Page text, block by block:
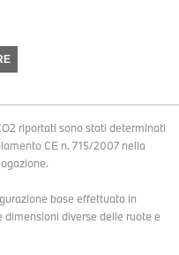
riportati sono stati determinati
CE n. 715/2007 nella
base effettuata in
dimensioni diverse delle ruote e